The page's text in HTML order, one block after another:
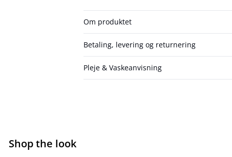
Om produktet
Betaling, levering og returnering
Pleje & Vaskeanvisning
Shop the look
- 50%